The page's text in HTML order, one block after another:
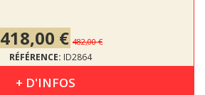
418,00 € 482,00 €
RÉFÉRENCE: ID2864
DIMENSIONS : 3.20 X 0.90 M
+ D'INFOS